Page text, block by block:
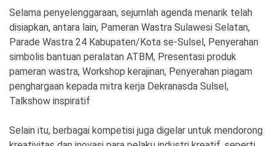
Selama penyelenggaraan, sejumlah agenda menarik telah
disiapkan, antara lain, Pameran Wastra Sulawesi Selatan,
Parade Wastra 24 Kabupaten/Kota se-Sulsel, Penyerahan
simbolis bantuan peralatan ATBM, Presentasi produk
pameran wastra, Workshop kerajinan, Penyerahan piagam
penghargaan kepada mitra kerja Dekranasda Sulsel,
Talkshow inspiratif
Selain itu, berbagai kompetisi juga digelar untuk mendorong